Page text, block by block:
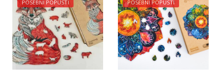
POSEBNI POPUSTI POSEBNI POPUSTI